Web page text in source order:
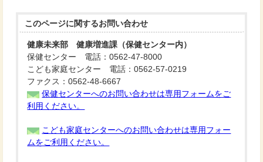
このページに関するお問い合わせ
健康未来部 健康増進課（保健センター内）
保健センター 電話：0562-47-8000
こども家庭センター 電話：0562-57-0219
ファクス：0562-48-6667
保健センターへのお問い合わせは専用フォームをご
利用ください。
こども家庭センターへのお問い合わせは専用フォー
ムをご利用ください。